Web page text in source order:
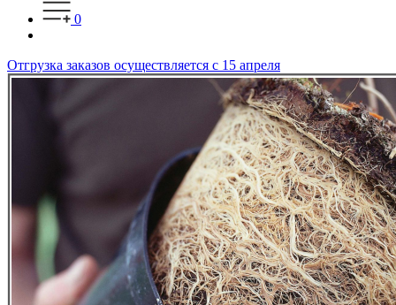
0
Отгрузка заказов осуществляется с 15 апреля